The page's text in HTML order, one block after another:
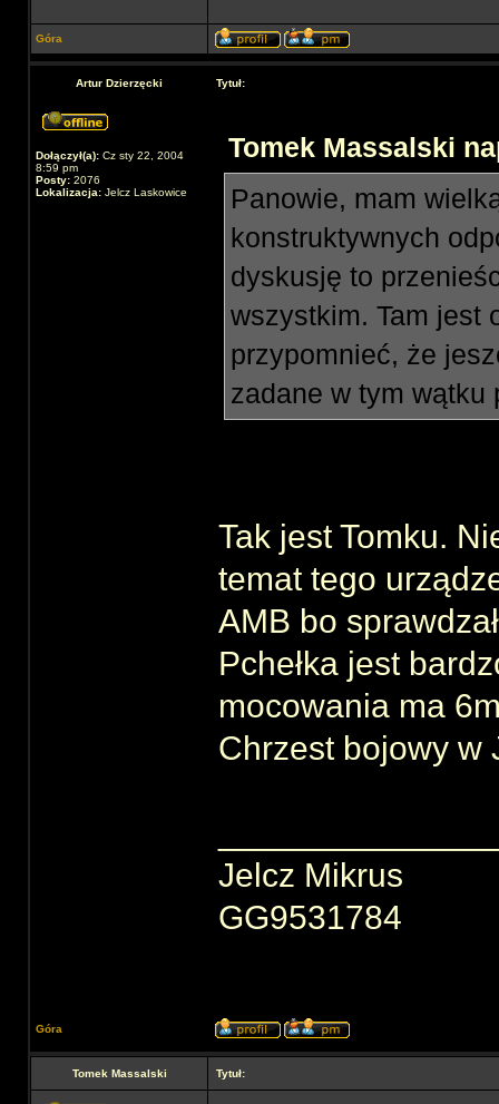
Góra
Artur Dzierzęcki Tytuł:
Dołączył(a): Cz sty 22, 2004
8:59 pm
Posty: 2076
Lokalizacja: Jelcz Laskowice
Tomek Massalski
Panowie, mam
konstruktywnych
dyskusję to
wszystkim. Tam jest
przypomnieć, że
zadane w tym wątku
Tak jest Tomku.
temat tego
AMB bo
Pchełka jest
mocowania ma
Chrzest bojowy w
Jelcz Mikrus
GG9531784
Góra
Tomek Massalski Tytuł: